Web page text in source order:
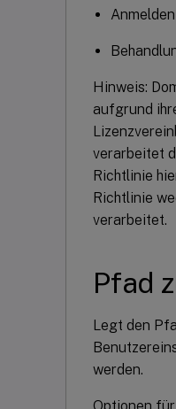
Anmelden
Hinweis:
aufgrund
verarbeitet
Richtlinie
Richtlinie
verarbeitet.
Pfad
Legt den
werden.
Optionen